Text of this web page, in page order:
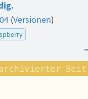
(Versionen)